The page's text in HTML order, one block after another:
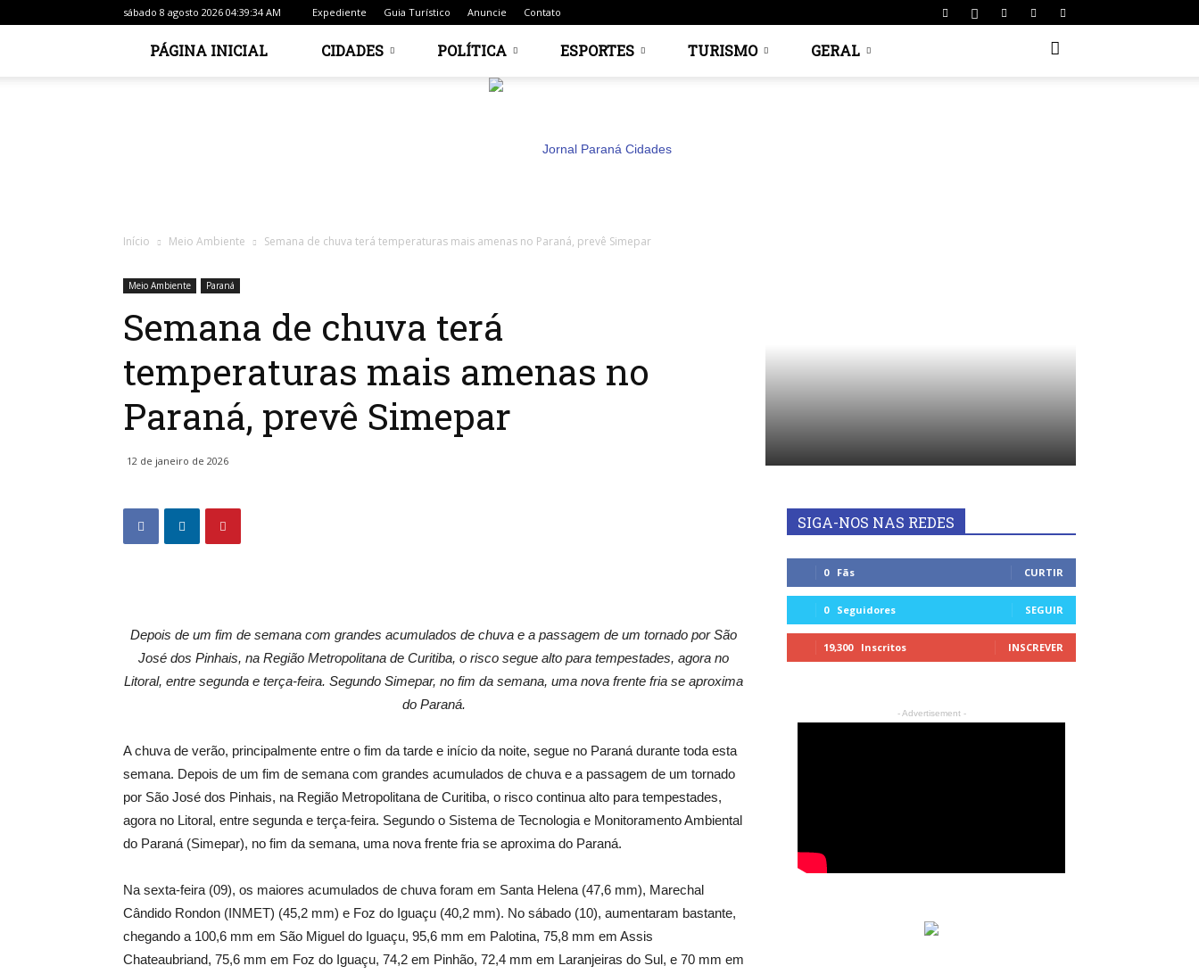
sábado 8 agosto 2026 04:39:34 AM Expediente Guia Turístico Anuncie Contato
PÁGINA INICIAL CIDADES POLÍTICA ESPORTES TURISMO GERAL
Início Meio Ambiente Semana de chuva terá temperaturas mais amenas no Paraná, prevê Simepar
Meio Ambiente Paraná
Semana de chuva terá
temperaturas mais amenas no
Paraná, prevê Simepar
12 de janeiro de 2026
Depois de um fim de semana com grandes acumulados de chuva e a passagem de um tornado por São
José dos Pinhais, na Região Metropolitana de Curitiba, o risco segue alto para tempestades, agora no
Litoral, entre segunda e terça-feira. Segundo Simepar, no fim da semana, uma nova frente fria se aproxima
do Paraná.
A chuva de verão, principalmente entre o fim da tarde e início da noite, segue no Paraná durante toda esta
semana. Depois de um fim de semana com grandes acumulados de chuva e a passagem de um tornado
por São José dos Pinhais, na Região Metropolitana de Curitiba, o risco continua alto para tempestades,
agora no Litoral, entre segunda e terça-feira. Segundo o Sistema de Tecnologia e Monitoramento Ambiental
do Paraná (Simepar), no fim da semana, uma nova frente fria se aproxima do Paraná.
Na sexta-feira (09), os maiores acumulados de chuva foram em Santa Helena (47,6 mm), Marechal
Cândido Rondon (INMET) (45,2 mm) e Foz do Iguaçu (40,2 mm). No sábado (10), aumentaram bastante,
chegando a 100,6 mm em São Miguel do Iguaçu, 95,6 mm em Palotina, 75,8 mm em Assis
Chateaubriand, 75,6 mm em Foz do Iguaçu, 74,2 em Pinhão, 72,4 mm em Laranjeiras do Sul, e 70 mm em
SIGA-NOS NAS REDES
0 Fãs CURTIR
0 Seguidores SEGUIR
19,300 Inscritos INSCREVER
- Advertisement -